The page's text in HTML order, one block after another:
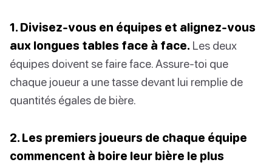
1. Divisez-vous en équipes et alignez-vous
aux longues tables face à face. Les deux
équipes doivent se faire face. Assure-toi que
chaque joueur a une tasse devant lui remplie de
quantités égales de bière.
2. Les premiers joueurs de chaque équipe
commencent à boire leur bière le plus